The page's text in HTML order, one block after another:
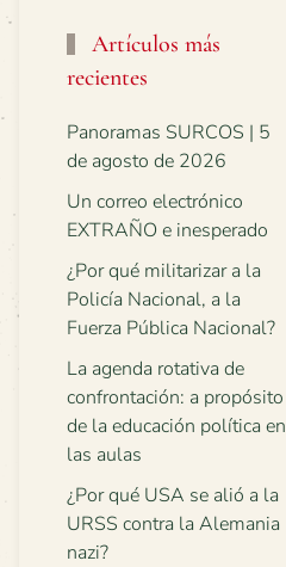
Artículos más
recientes
Panoramas SURCOS | 5
de agosto de 2026
Un correo electrónico
EXTRAÑO e inesperado
¿Por qué militarizar a la
Policía Nacional, a la
Fuerza Pública Nacional?
La agenda rotativa de
confrontación: a propósito
de la educación política en
las aulas
¿Por qué USA se alió a la
URSS contra la Alemania
nazi?